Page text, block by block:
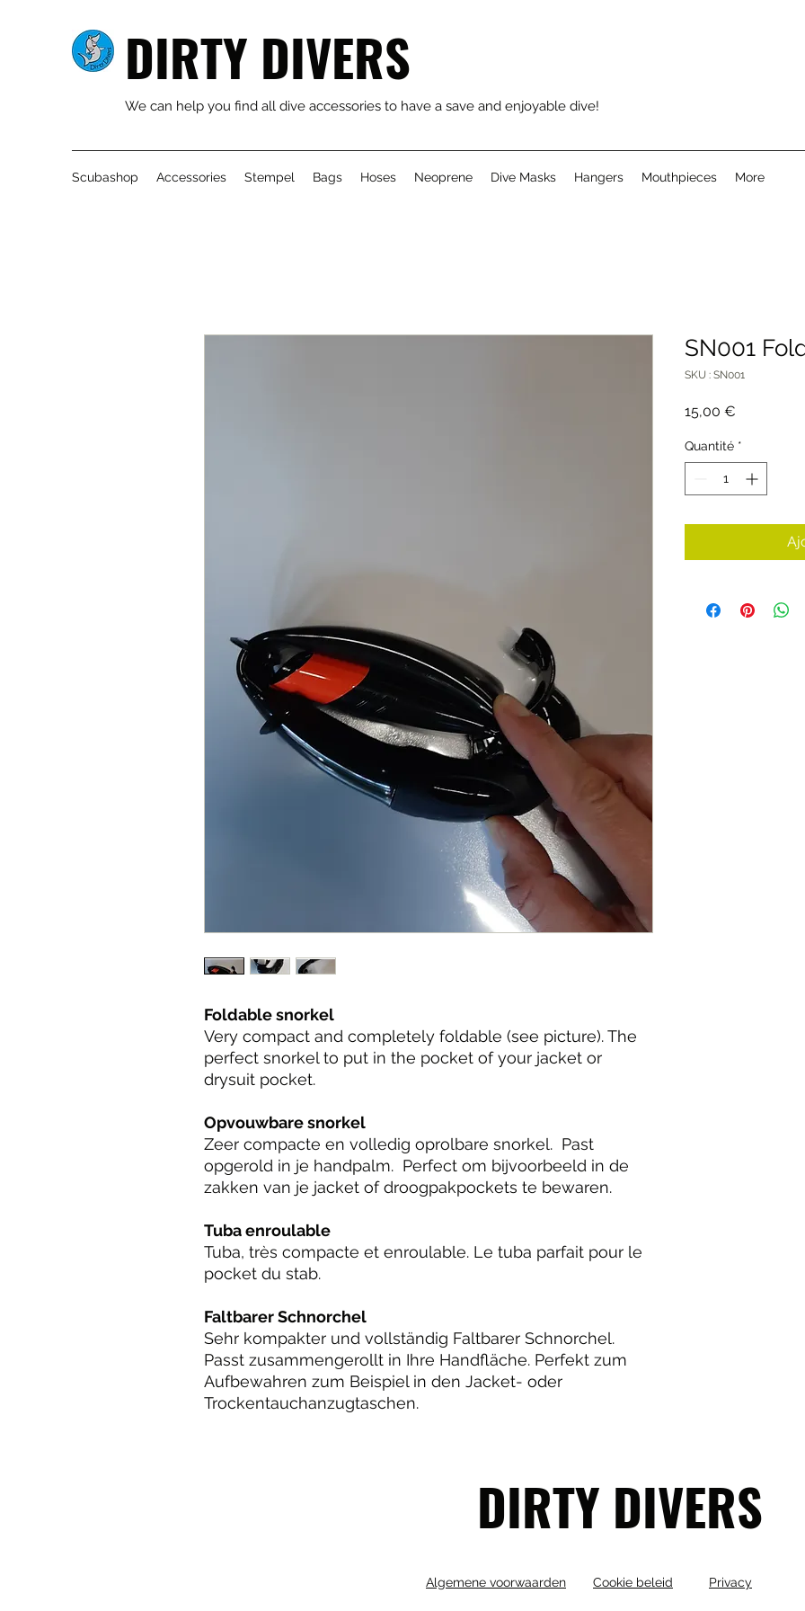
DIRTY DIVERS
We can help you find all dive accessories to have a save and enjoyable dive!
Scubashop Accessories Stempel Bags Hoses Neoprene Dive Masks Hangers Mouthpieces More
Foldable snorkel
Very compact and completely foldable (see picture). The
perfect snorkel to put in the pocket of your jacket or
drysuit pocket.
Opvouwbare snorkel
Zeer compacte en volledig oprolbare snorkel. Past
opgerold in je handpalm. Perfect om bijvoorbeeld in de
zakken van je jacket of droogpakpockets te bewaren.
Tuba enroulable
Tuba, très compacte et enroulable. Le tuba parfait pour le
pocket du stab.
Faltbarer Schnorchel
Sehr kompakter und vollständig Faltbarer Schnorchel.
Passt zusammengerollt in Ihre Handfläche. Perfekt zum
Aufbewahren zum Beispiel in den Jacket- oder
Trockentauchanzugtaschen.
SN001
SKU : SN001
15,00 €
Quantité *
DIRTY DIVERS
Algemene voorwaarden Cookie beleid Privacy